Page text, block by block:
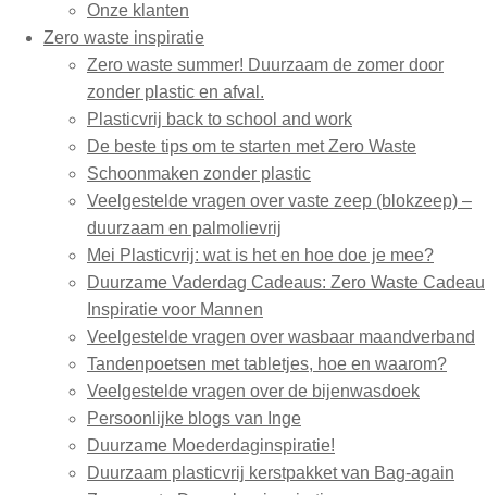
Onze klanten
Zero waste inspiratie
Zero waste summer! Duurzaam de zomer door
zonder plastic en afval.
Plasticvrij back to school and work
De beste tips om te starten met Zero Waste
Schoonmaken zonder plastic
Veelgestelde vragen over vaste zeep (blokzeep) –
duurzaam en palmolievrij
Mei Plasticvrij: wat is het en hoe doe je mee?
Duurzame Vaderdag Cadeaus: Zero Waste Cadeau
Inspiratie voor Mannen
Veelgestelde vragen over wasbaar maandverband
Tandenpoetsen met tabletjes, hoe en waarom?
Veelgestelde vragen over de bijenwasdoek
Persoonlijke blogs van Inge
Duurzame Moederdaginspiratie!
Duurzaam plasticvrij kerstpakket van Bag-again